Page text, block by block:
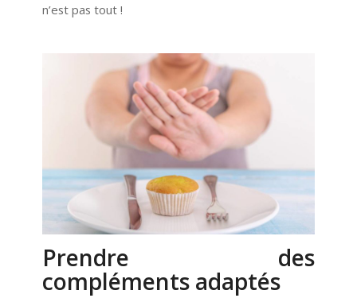
n’est pas tout !
Prendre des
compléments adaptés